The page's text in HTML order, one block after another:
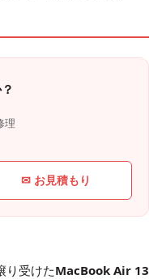
理
✉ お見積もり
り受けたMacBook Air 13